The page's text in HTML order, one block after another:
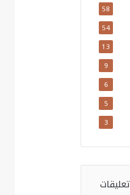
58
54
13
9
6
5
3
تعليقات